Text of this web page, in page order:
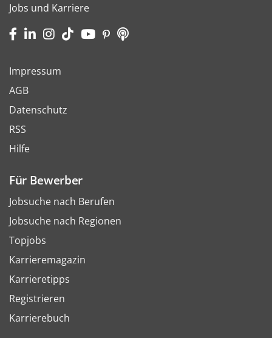
Jobs und Karriere
Impressum
AGB
Datenschutz
RSS
Hilfe
Für Bewerber
Jobsuche nach Berufen
Jobsuche nach Regionen
Topjobs
Karrieremagazin
Karrieretipps
Registrieren
Karrierebuch